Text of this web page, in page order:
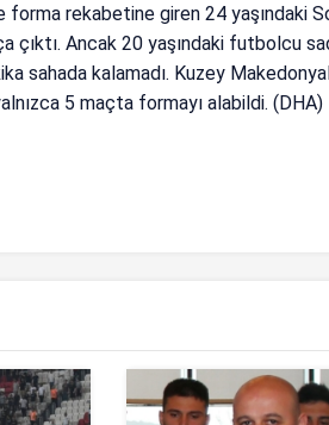
forma rekabetine giren 24 yaşındaki
çıktı. Ancak 20 yaşındaki futbolcu
sahada kalamadı. Kuzey
5 maçta formayı alabildi. (DHA)